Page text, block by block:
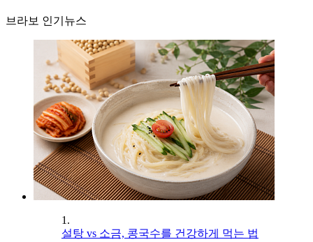
브라보 인기뉴스
1.
설탕 vs 소금, 콩국수를 건강하게 먹는 법